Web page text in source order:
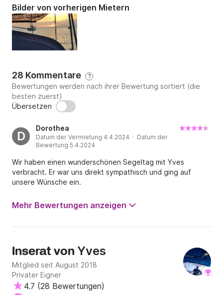
Bilder von vorherigen Mietern
28 Kommentare ?
Bewertungen werden nach ihrer Bewertung sortiert (die
besten zuerst)
Übersetzen
D
Dorothea
Datum der Vermietung 4.4.2024 · Datum der
Bewertung 5.4.2024
Wir haben einen wunderschönen Segeltag mit Yves
verbracht. Er war uns direkt sympathisch und ging auf
unsere Wünsche ein.
Mehr Bewertungen anzeigen
Inserat von Yves
Mitglied seit August 2018
Privater Eigner
4.7 (28 Bewertungen)